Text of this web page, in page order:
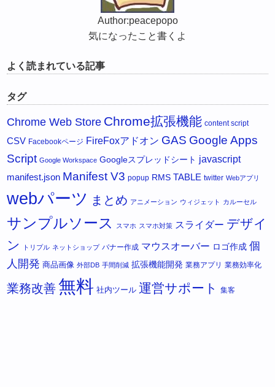
Author:peacepopo
気になったこと書くよ
よく読まれている記事
タグ
Chrome Web Store Chrome拡張機能 content script
CSV Facebookページ FireFoxアドオン GAS Google Apps
Script Google Workspace Googleスプレッドシート javascript
manifest.json Manifest V3 popup RMS TABLE twitter Webアプリ
webパーツ まとめ アニメーション ウィジェット カルーセル
サンプルソース スマホ スマホ対策 スライダー デザイ
ン
トリプル ネットショップ バナー作成 マウスオーバー ロゴ作成 個
人開発 商品画像 外部DB 手間削減 拡張機能開発 業務アプリ 業務効率化
業務改善無料 社内ツール 運営サポート 集客